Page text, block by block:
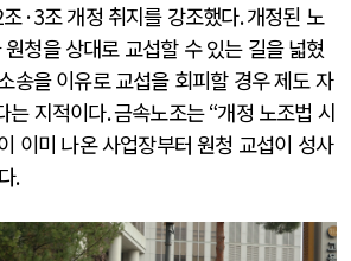
조·3조 개정 취지를 강조했다.개정된 노
청을 상대로 교섭할 수 있는 길을 넓혔
송을 이유로 교섭을 회피할 경우 제도 자
는 지적이다.금속노조는“개정 노조법 시
이미 나온 사업장부터 원청 교섭이 성사
.